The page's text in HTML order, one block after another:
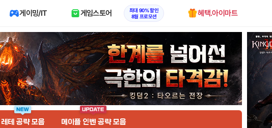
게이밍/IT 게임스토어
최대 90% 할인
8월 프로모션
혜택.아이마트
레테 공략 모음 메이플 인벤 공략 모음